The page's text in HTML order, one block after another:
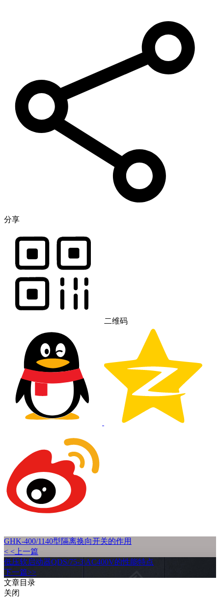
分享
二维码
GHK-400/1140型隔离换向开关的作用
< <上一篇
低压软启动器QDS/75-3\AC400V的性能特点
下一篇>>
文章目录
关闭